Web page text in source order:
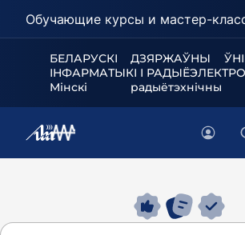
БЕЛАРУСКІ ДЗЯРЖАЎНЫ
ІНФАРМАТЫКІ І
Мінскі